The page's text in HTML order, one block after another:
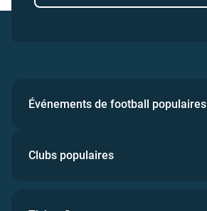
Événements de football populaires
Clubs populaires